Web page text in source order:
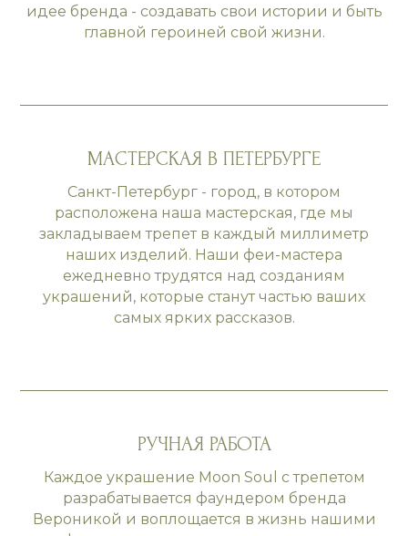
идее бренда - создавать свои истории и быть
главной героиней свой жизни.
МАСТЕРСКАЯ В ПЕТЕРБУРГЕ
Санкт-Петербург - город, в котором
расположена наша мастерская, где мы
закладываем трепет в каждый миллиметр
наших изделий. Наши феи-мастера
ежедневно трудятся над созданиям
украшений, которые станут частью ваших
самых ярких рассказов.
РУЧНАЯ РАБОТА
Каждое украшение Moon Soul с трепетом
разрабатывается фаундером бренда
Вероникой и воплощается в жизнь нашими